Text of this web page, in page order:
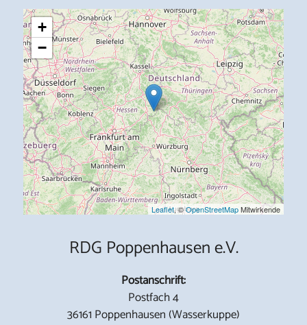
+
−
Leaflet, ©OpenStreetMapMitwirkende
RDG Poppenhausen e.V.
Postanschrift:
Postfach 4
36161 Poppenhausen (Wasserkuppe)